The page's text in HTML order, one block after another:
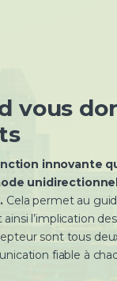
vous
innovante
Cela permet au
l’implication
sont tous
fiable à